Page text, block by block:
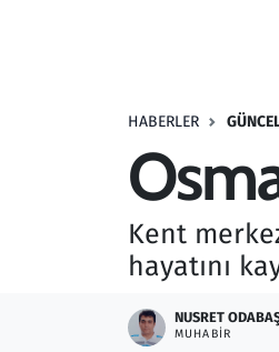
HABERLER
Kent
hayatını
NUSRET
MUHABIR
Savunma Sanayi
Seçim 2023